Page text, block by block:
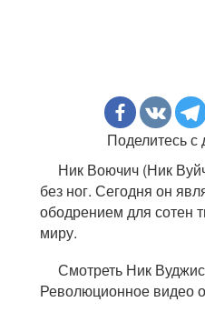
Поделитесь
Ник Воючич (Ник
без ног. Сегодня он
ободрением для сотен
миру.
Смотреть Ник
Революционное видео